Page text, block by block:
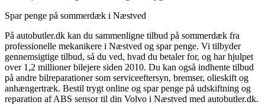
Spar penge på sommerdæk i Næstved
På autobutler.dk kan du sammenligne tilbud på sommerdæk fra
professionelle mekanikere i Næstved og spar penge. Vi tilbyder
gennemsigtige tilbud, så du ved, hvad du betaler for, og har hjulpet
over 1,2 millioner bilejere siden 2010. Du kan også indhente tilbud
på andre bilreparationer som serviceeftersyn, bremser, olieskift og
anhængertræk. Bestil trygt online og spar penge på udskiftning og
reparation af ABS sensor til din Volvo i Næstved med autobutler.dk.